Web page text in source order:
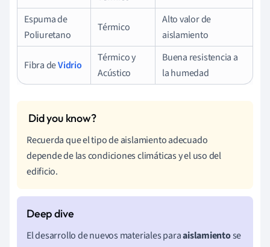
Espuma de
Poliuretano
Térmico
Alto valor de
aislamiento
Fibra deVidrio
Térmico y
Acústico
Buena resistencia a
la humedad
Recuerda que el tipo de aislamiento adecuado
depende de las condiciones climáticas y el uso del
edificio.
El desarrollo de nuevos materiales paraaislamientose